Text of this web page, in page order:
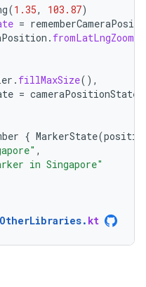
(1.35, 103.87)
=
. fromLatLngZoom
. fillMaxSize(),
= cameraPositionState
{ MarkerState(
,
in Singapore"
. kt